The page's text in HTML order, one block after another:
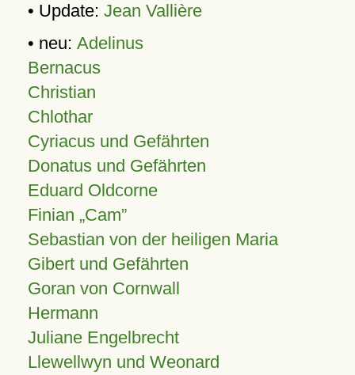
• Update: Jean Vallière
• neu: Adelinus
Bernacus
Christian
Chlothar
Cyriacus und Gefährten
Donatus und Gefährten
Eduard Oldcorne
Finian Cam
Sebastian von der heiligen Maria
Gibert und Gefährten
Goran von Cornwall
Hermann
Juliane Engelbrecht
Llewellwyn und Weonard